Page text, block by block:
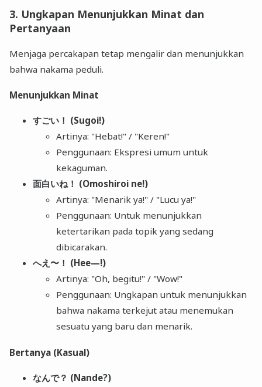
3. Ungkapan Menunjukkan Minat dan
Pertanyaan
Menjaga percakapan tetap mengalir dan menunjukkan
bahwa nakama peduli.
Menunjukkan Minat
すごい！ (Sugoi!)
Artinya: "Hebat!" / "Keren!"
Penggunaan: Ekspresi umum untuk
kekaguman.
面白いね！ (Omoshiroi ne!)
Artinya: "Menarik ya!" / "Lucu ya!"
Penggunaan: Untuk menunjukkan
ketertarikan pada topik yang sedang
dibicarakan.
へえ〜！ (Hee—!)
Artinya: "Oh, begitu!" / "Wow!"
Penggunaan: Ungkapan untuk menunjukkan
bahwa nakama terkejut atau menemukan
sesuatu yang baru dan menarik.
Bertanya (Kasual)
なんで？ (Nande?)